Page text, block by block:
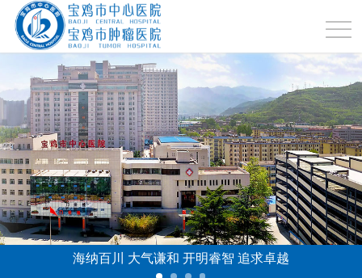
海纳百川 大气谦和 开明睿智 追求卓越